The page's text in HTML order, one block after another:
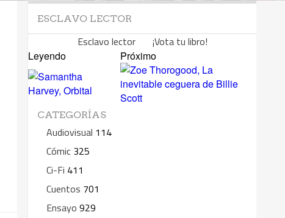
ESCLAVO LECTOR
Esclavo lector ¡Vota tu libro!
Leyendo Próximo
CATEGORÍAS
Audiovisual 114
Cómic 325
Ci-Fi 411
Cuentos 701
Ensayo 929